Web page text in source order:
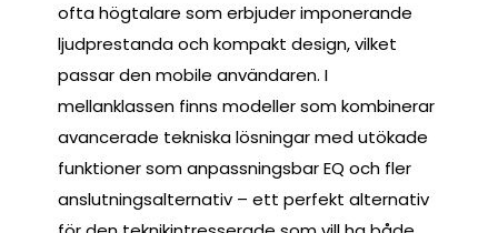
ofta högtalare som erbjuder imponerande
ljudprestanda och kompakt design, vilket
passar den mobile användaren. I
mellanklassen finns modeller som kombinerar
avancerade tekniska lösningar med utökade
funktioner som anpassningsbar EQ och fler
anslutningsalternativ – ett perfekt alternativ